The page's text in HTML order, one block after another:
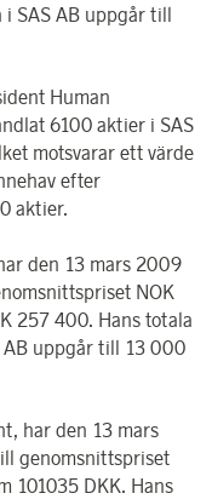
SAS AB uppgår till
Human
6100 aktier i SAS
motsvarar ett värde
efter
aktier.
den 13 mars 2009
NOK
257 400. Hans totala
uppgår till 13 000
har den 13 mars
genomsnittspriset
101035 DKK. Hans